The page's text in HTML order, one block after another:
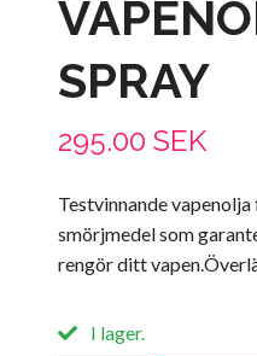
SPRAY
295.00 SEK
Testvinnande
smörjmedel som
rengör ditt
I lager.